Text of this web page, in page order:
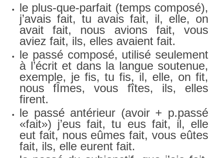
le plus-que-parfait (temps composé),
j’avais fait, tu avais fait, il, elle, on
avait fait, nous avions fait, vous
aviez fait, ils, elles avaient fait.
le passé composé, utilisé seulement
à l’écrit et dans la langue soutenue,
exemple, je fis, tu fis, il, elle, on fit,
nous fÎmes, vous fîtes, ils, elles
firent.
le passé antérieur (avoir + p.passé
«fait») j’eus fait, tu eus fait, il, elle
eut fait, nous eûmes fait, vous eûtes
fait, ils, elle eurent fait.